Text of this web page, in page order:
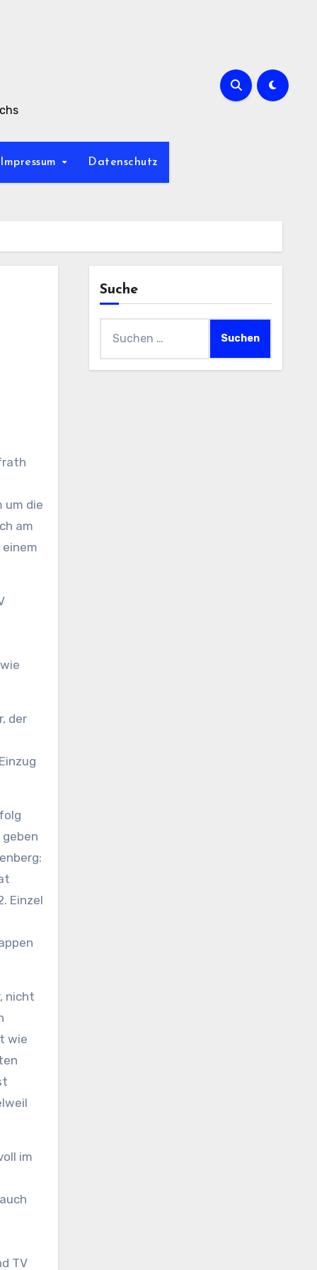
Impressum Datenschutz
um die
am
einem
der
Einzel
nicht
wie
im
TV
Suche
nach: